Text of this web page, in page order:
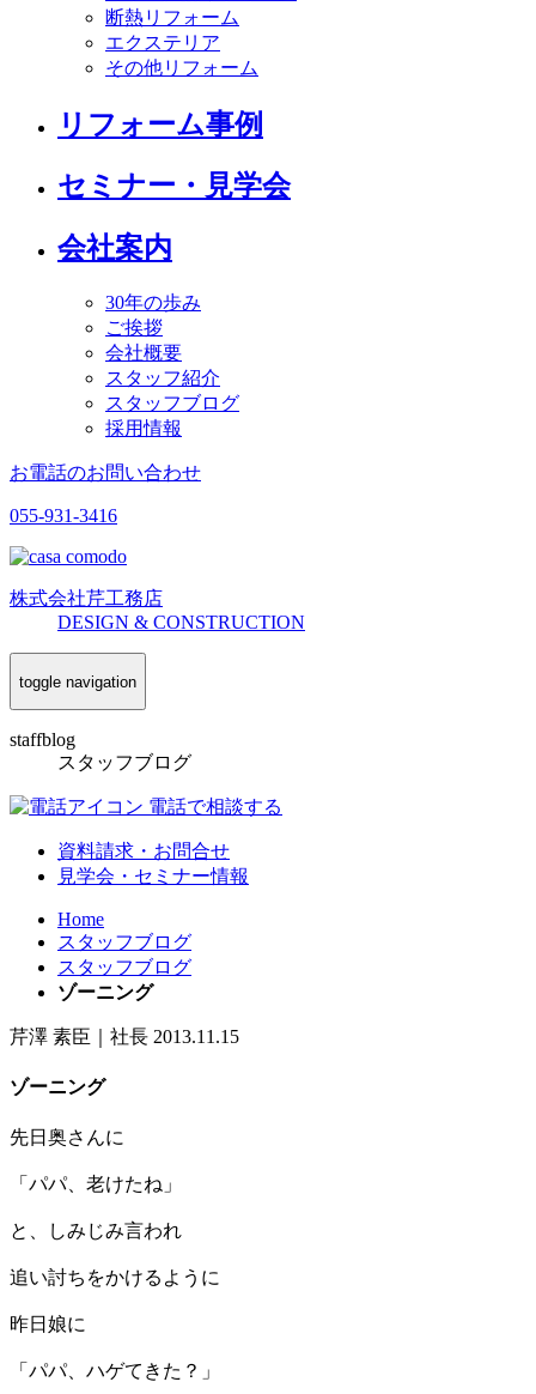
断熱リフォーム
エクステリア
その他リフォーム
リフォーム事例
セミナー・見学会
会社案内
30年の歩み
ご挨拶
会社概要
スタッフ紹介
スタッフブログ
採用情報
お電話のお問い合わせ
055-931-3416
株式会社芹工務店
DESIGN & CONSTRUCTION
toggle navigation
staffblog
スタッフブログ
電話で相談する
資料請求・お問合せ
見学会・セミナー情報
Home
スタッフブログ
スタッフブログ
ゾーニング
芹澤 素臣｜社長 2013.11.15
ゾーニング
先日奥さんに
「パパ、老けたね」
と、しみじみ言われ
追い討ちをかけるように
昨日娘に
「パパ、ハゲてきた？」